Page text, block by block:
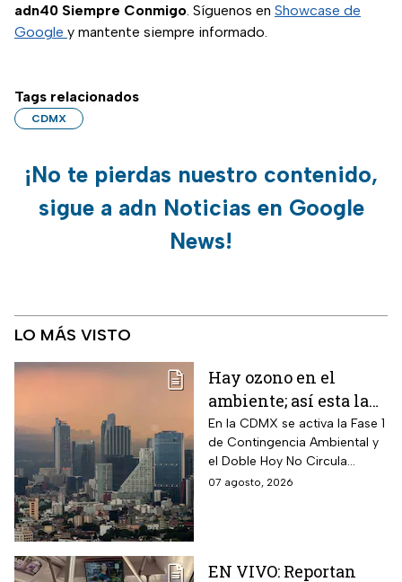
adn40 Siempre Conmigo . Síguenos en Showcase de
Google y mantente siempre informado.
Tags relacionados
CDMX
¡No te pierdas nuestro contenido,
sigue a adn Noticias en Google
News!
LO MÁS VISTO
Hay ozono en el
ambiente; así esta la
calidad del aire en
CDMX hoy
En la CDMX se activa la Fase 1
de Contingencia Ambiental y
el Doble Hoy No Circula
cuando hay altos índices de
07 agosto, 2026
EN VIVO: Reportan